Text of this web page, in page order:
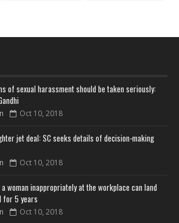
of sexual harassment should be taken seriously:
Oct 10, 2018
jet deal: SC seeks details of decision-making
Oct 10, 2018
a woman inappropriately at the workplace can land
for 5 years
Oct 10, 2018